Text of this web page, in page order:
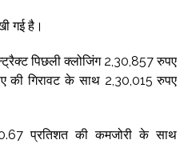
गई है।
पिछली क्लोजिंग 2,30,857 रुपए
की गिरावट के साथ 2,30,015 रुपए
प्रतिशत की कमजोरी के साथ